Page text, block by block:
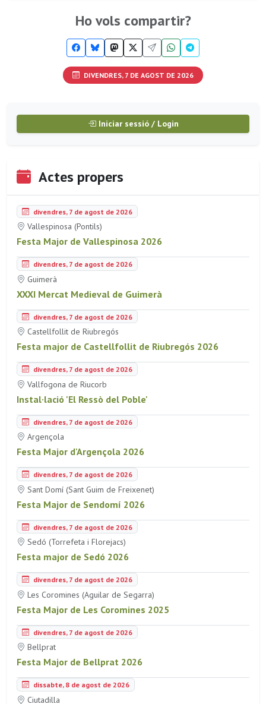
Ho vols compartir?
DIVENDRES, 7 DE AGOST DE 2026
Iniciar sessió / Login
Actes propers
divendres, 7 de agost de 2026
Vallespinosa (Pontils)
Festa Major de Vallespinosa 2026
divendres, 7 de agost de 2026
Guimerà
XXXI Mercat Medieval de Guimerà
divendres, 7 de agost de 2026
Castellfollit de Riubregós
Festa major de Castellfollit de Riubregós 2026
divendres, 7 de agost de 2026
Vallfogona de Riucorb
Instal·lació 'El Ressò del Poble'
divendres, 7 de agost de 2026
Argençola
Festa Major d'Argençola 2026
divendres, 7 de agost de 2026
Sant Domí (Sant Guim de Freixenet)
Festa Major de Sendomí 2026
divendres, 7 de agost de 2026
Sedó (Torrefeta i Florejacs)
Festa major de Sedó 2026
divendres, 7 de agost de 2026
Les Coromines (Aguilar de Segarra)
Festa Major de Les Coromines 2025
divendres, 7 de agost de 2026
Bellprat
Festa Major de Bellprat 2026
dissabte, 8 de agost de 2026
Ciutadilla